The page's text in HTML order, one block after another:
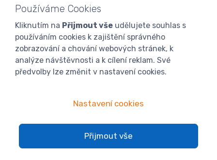
BONUS
Používáme Cookies
Kliknutím na Přijmout vše udělujete souhlas s
používáním cookies k zajištění správného
zobrazování a chování webových stránek, k
analýze návštěvnosti a k cílení reklam. Své
předvolby lze změnit v nastavení cookies.
Nastavení cookies
Přijmout vše